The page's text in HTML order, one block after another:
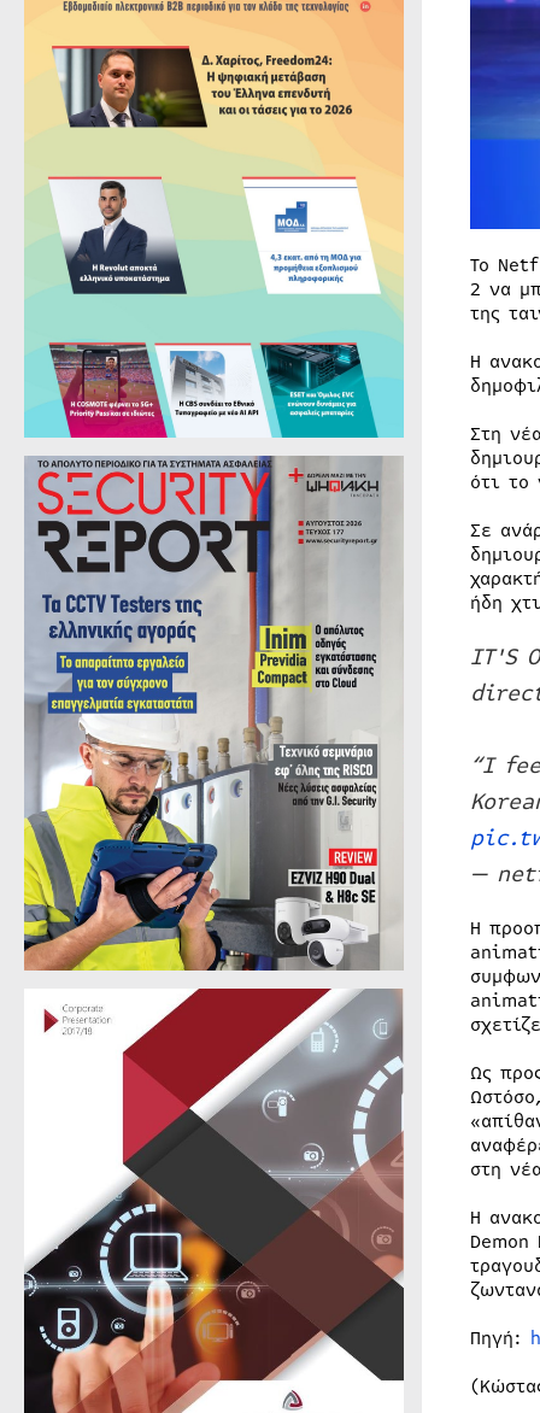
Το
2 να
της
Η
Στη
ότι το
Σε
ήδη
IT'S
“I
—
Η
Ως
στη
Η
Πηγή: